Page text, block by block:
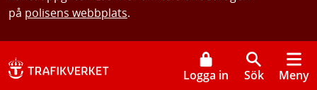
på polisens webbplats.
Logga in Sök Meny